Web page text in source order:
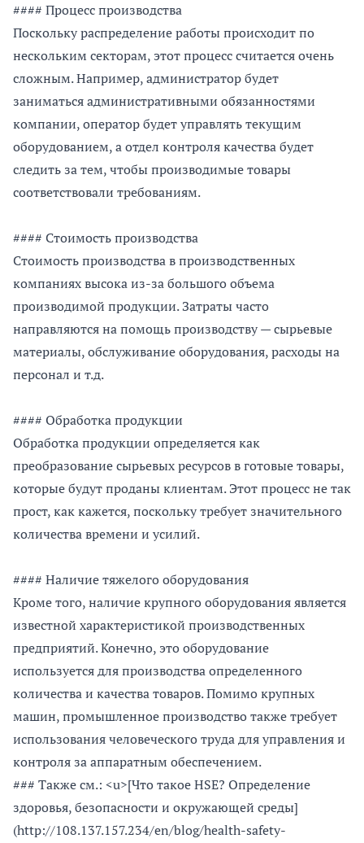
#### Процесс производства
Поскольку распределение работы происходит по
нескольким секторам, этот процесс считается очень
сложным. Например, администратор будет
заниматься административными обязанностями
компании, оператор будет управлять текущим
оборудованием, а отдел контроля качества будет
следить за тем, чтобы производимые товары
соответствовали требованиям.
#### Стоимость производства
Стоимость производства в производственных
компаниях высока из-за большого объема
производимой продукции. Затраты часто
направляются на помощь производству — сырьевые
материалы, обслуживание оборудования, расходы на
персонал и т.д.
#### Обработка продукции
Обработка продукции определяется как
преобразование сырьевых ресурсов в готовые товары,
которые будут проданы клиентам. Этот процесс не так
прост, как кажется, поскольку требует значительного
количества времени и усилий.
#### Наличие тяжелого оборудования
Кроме того, наличие крупного оборудования является
известной характеристикой производственных
предприятий. Конечно, это оборудование
используется для производства определенного
количества и качества товаров. Помимо крупных
машин, промышленное производство также требует
использования человеческого труда для управления и
контроля за аппаратным обеспечением.
### Также см.: <u>[Что такое HSE? Определение
здоровья, безопасности и окружающей среды]
(http://108.137.157.234/en/blog/health-safety-